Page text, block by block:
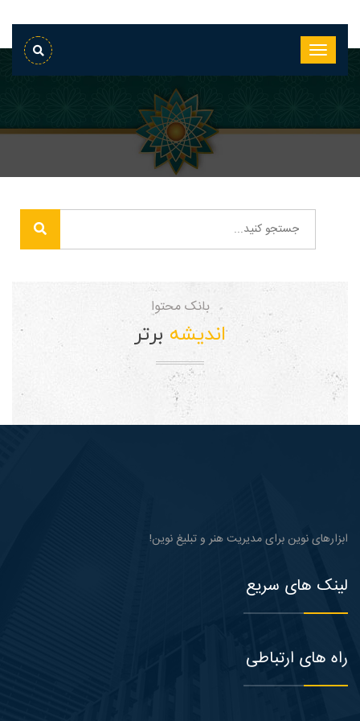
بانک محتوا
اندیشه برتر
ابزارهای نوین برای مدیریت هنر و تبلیغ نوین!
لینک های سریع
راه های ارتباطی